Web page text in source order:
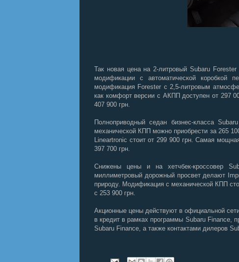
Так новая цена на 2-литровый Subaru Forester
модификации с автоматической коробкой
модификация Forester с 2,5-литровым
как комфорт версии с АКПП доступен от 297
407 900 грн.
Полноприводный седан бизнес-класса Subaru
механической КПП можно приобрести за 265
Lineartronic стоит от 299 900 грн. Самая
397 700 грн.
Снижены цены и на хетчбек-кроссовер
миллиметровый дорожный просвет делают
природу. Модификация с механической КПП
с 253 900 грн.
Акционные цены действуют в официальной
в кредит в рамках программы Subaru Finance,
Subaru Finance, а также контактами дилеров